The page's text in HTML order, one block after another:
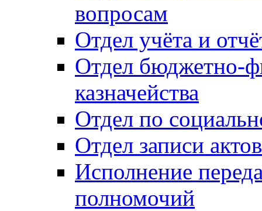
вопросам
Отдел учёта и
Отдел бюджетно-
казначейства
Отдел по
Отдел записи
Исполнение
полномочий